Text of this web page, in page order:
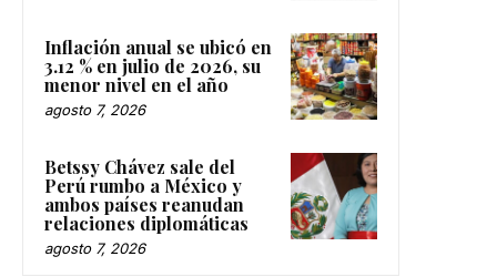
Inflación anual se ubicó en
3.12 % en julio de 2026, su
menor nivel en el año
agosto 7, 2026
Betssy Chávez sale del
Perú rumbo a México y
ambos países reanudan
relaciones diplomáticas
agosto 7, 2026